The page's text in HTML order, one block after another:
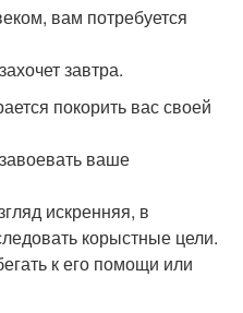
вам потребуется
завтра.
покорить вас своей
ваше
искренняя, в
корыстные цели.
к его помощи или